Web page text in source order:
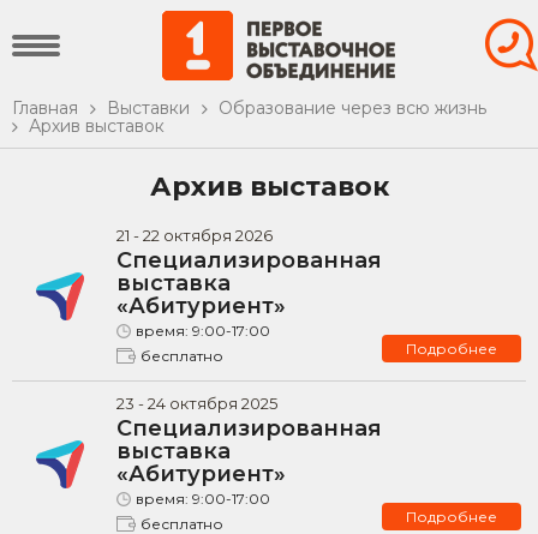
Главная Выставки
Образование через всю жизнь
Архив выставок
Архив выставок
21 -22 октября 2026
Специализированная
выставка
«Абитуриент»
время: 9:00-17:00
бесплатно
Подробнее
23 -24 октября 2025
Специализированная
выставка
«Абитуриент»
время: 9:00-17:00
бесплатно
Подробнее